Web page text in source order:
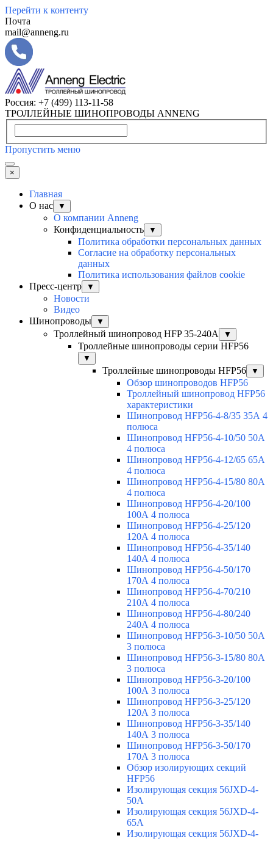
Перейти к контенту
Почта
mail@anneng.ru
Россия: +7 (499) 113-11-58
ТРОЛЛЕЙНЫЕ ШИНОПРОВОДЫ ANNENG
Пропустить меню
×
Главная
О нас
▼
О компании Anneng
Конфиденциальность
▼
Политика обработки персональных данных
Согласие на обработку персональных
данных
Политика использования файлов cookie
Пресс-центр
▼
Новости
Видео
Шинопроводы
▼
Троллейный шинопровод HFP 35-240А ▼
Троллейные шинопроводы серии HFP56
▼
Троллейные шинопроводы HFP56 ▼
Обзор шинопроводов HFP56
Троллейный шинопровод HFP56
характеристики
Шинопровод HFP56-4-8/35 35А 4
полюса
Шинопровод HFP56-4-10/50 50А
4 полюса
Шинопровод HFP56-4-12/65 65А
4 полюса
Шинопровод HFP56-4-15/80 80А
4 полюса
Шинопровод HFP56-4-20/100
100А 4 полюса
Шинопровод HFP56-4-25/120
120А 4 полюса
Шинопровод HFP56-4-35/140
140А 4 полюса
Шинопровод HFP56-4-50/170
170А 4 полюса
Шинопровод HFP56-4-70/210
210А 4 полюса
Шинопровод HFP56-4-80/240
240А 4 полюса
Шинопровод HFP56-3-10/50 50А
3 полюса
Шинопровод HFP56-3-15/80 80А
3 полюса
Шинопровод HFP56-3-20/100
100А 3 полюса
Шинопровод HFP56-3-25/120
120А 3 полюса
Шинопровод HFP56-3-35/140
140А 3 полюса
Шинопровод HFP56-3-50/170
170А 3 полюса
Обзор изолирующих секций
HFP56
Изолирующая секция 56JXD-4-
50A
Изолирующая секция 56JXD-4-
65A
Изолирующая секция 56JXD-4-